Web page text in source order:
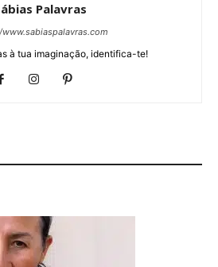
Palavras
à tua imaginação, identifica-te!